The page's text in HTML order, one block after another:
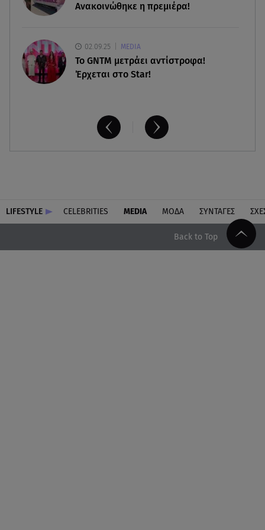
Ανακοινώθηκε η πρεμιέρα!
02.09.25 MEDIA
Το GNTM μετράει αντίστροφα!
Έρχεται στο Star!
LIFESTYLE CELEBRITIES MEDIA ΜΟΔΑ ΣΥΝΤΑΓΕΣ
Back to Top